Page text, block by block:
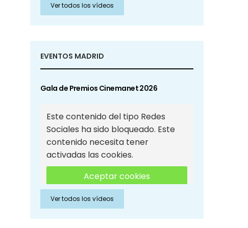
Aceptar cookies de Redes
Sociales
Ver todos los vídeos
EVENTOS MADRID
Gala de Premios Cinemanet 2026
Este contenido del tipo Redes
Sociales ha sido bloqueado. Este
contenido necesita tener
activadas las cookies.
Aceptar cookies
Aceptar cookies de Redes
Sociales
Ver todos los vídeos